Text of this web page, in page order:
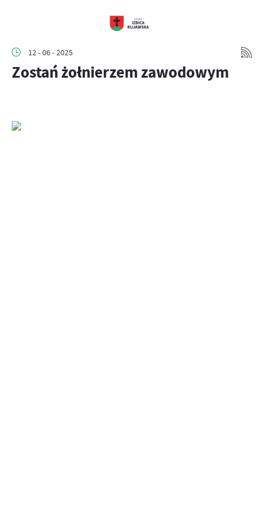
12 - 06 - 2025
Zostań żołnierzem zawodowym